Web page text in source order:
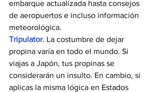
embarque actualizada hasta consejos
de aeropuertos e incluso información
meteorológica.
Tripulator. La costumbre de dejar
propina varía en todo el mundo. Si
viajas a Japón, tus propinas se
considerarán un insulto. En cambio, si
aplicas la misma lógica en Estados